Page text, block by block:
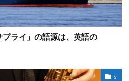
ライ」の語源は、英語の
s